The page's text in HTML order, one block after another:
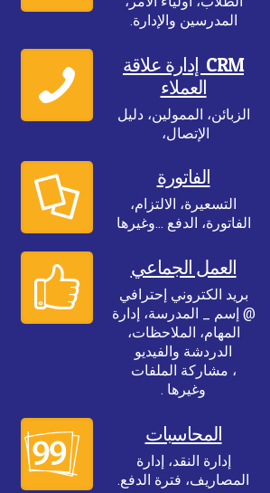
المدرسين والإدارة.
CRM إدارة علاقة
العملاء
الزبائن، الممولين، دليل
الإتصال،
الفاتورة
التسعيرة، الالتزام،
الفاتورة، الدفع ...وغيرها
العمل الجماعي
بريد الكتروني إحترافي
@ إسم _ المدرسة، إدارة
المهام، الملاحظات،
الدردشة والفيديو
، مشاركة الملفات
وغيرها .
المحاسبات
إدارة النقد، إدارة
المصاريف، فترة الدفع.